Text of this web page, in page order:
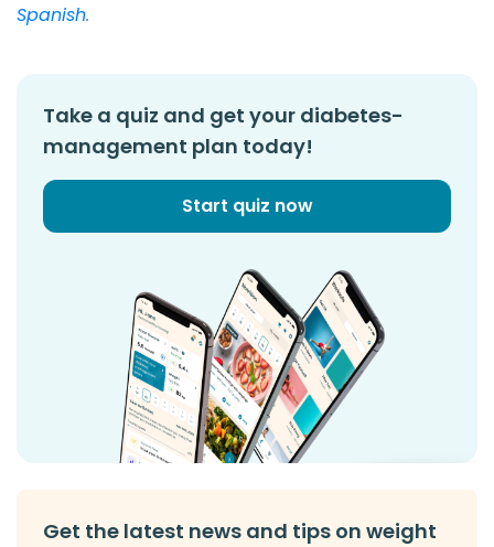
Spanish.
Take a quiz and get your diabetes-
management plan today!
Start quiz now
Get the latest news and tips on weight